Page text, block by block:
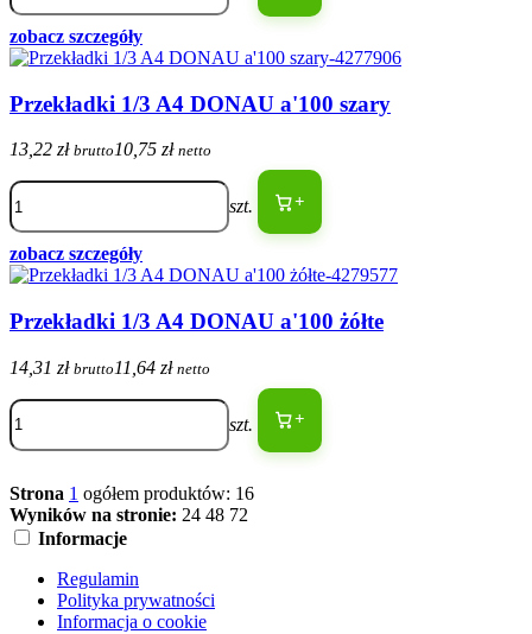
zobacz szczegóły
Przekładki 1/3 A4 DONAU a'100 szary
13,22 zł brutto10,75 zł netto
szt. +
zobacz szczegóły
Przekładki 1/3 A4 DONAU a'100 żółte
14,31 zł brutto 11,64 zł netto
szt. +
Strona 1 ogółem produktów: 16
Wyników na stronie: 24 48 72
Informacje
Regulamin
Polityka prywatności
Informacja o cookie